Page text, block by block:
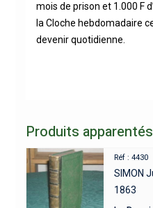
mois de prison et 1.000 F
la Cloche hebdomadaire
devenir quotidienne.
Produits apparentés
Réf : 4430
SIMON
1863